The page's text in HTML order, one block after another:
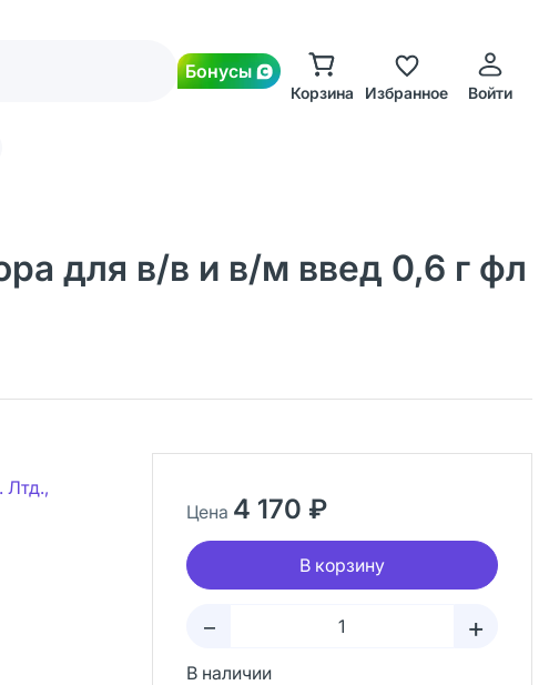
Бонусы
Корзина Избранное Войти
для в/в и в/м введ 0,6 г фл
Лтд.,
Цена 4 170 ₽
В корзину
– +
В наличии